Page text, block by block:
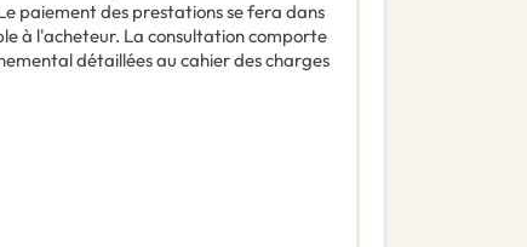
paiement des prestations se fera dans
à l'acheteur. La consultation comporte
détaillées au cahier des charges